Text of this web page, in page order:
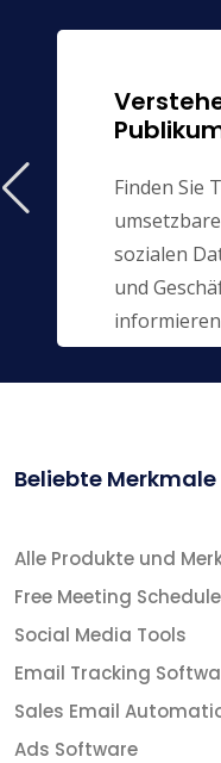
Finden Sie
sozialen
und
Beliebte Merkmale
Alle Produkte und
Free Meeting
Social Media Tools
Email Tracking
Sales Email
Ads Software